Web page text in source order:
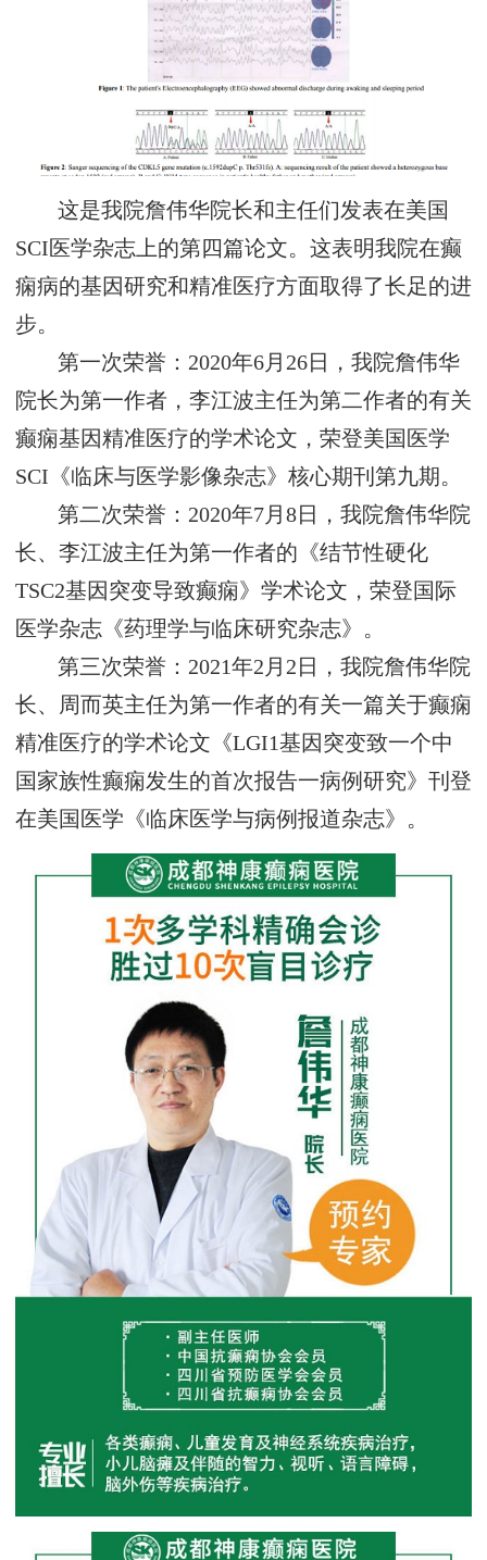
这是我院詹伟华院长和主任们发表在美国
SCI医学杂志上的第四篇论文。这表明我院在癫
痫病的基因研究和精准医疗方面取得了长足的进
步。
第一次荣誉：2020年6月26日，我院詹伟华
院长为第一作者，李江波主任为第二作者的有关
癫痫基因精准医疗的学术论文，荣登美国医学
SCI《临床与医学影像杂志》核心期刊第九期。
第二次荣誉：2020年7月8日，我院詹伟华院
长、李江波主任为第一作者的《结节性硬化
TSC2基因突变导致癫痫》学术论文，荣登国际
医学杂志《药理学与临床研究杂志》。
第三次荣誉：2021年2月2日，我院詹伟华院
长、周而英主任为第一作者的有关一篇关于癫痫
精准医疗的学术论文《LGI1基因突变致一个中
国家族性癫痫发生的首次报告一病例研究》刊登
在美国医学《临床医学与病例报道杂志》。